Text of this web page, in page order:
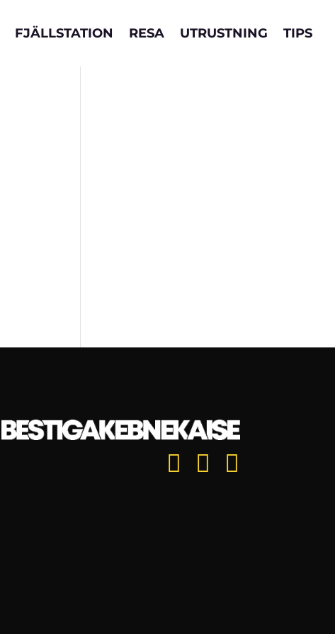
FJÄLLSTATION RESA UTRUSTNING TIPS